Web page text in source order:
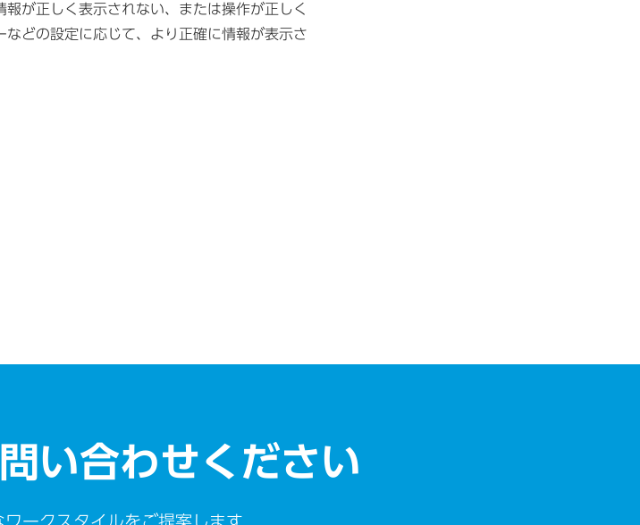
が正しく表示されない、または操作が正しく
どの設定に応じて、より正確に情報が表示さ
い合わせください
ークスタイルをご提案します